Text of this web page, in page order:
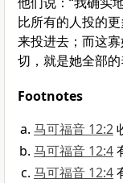
比所有的人投的更
来投进去；而这
切，就是她全部
Footnotes
马可福音 12:2
马可福音 12:4
马可福音 12:4